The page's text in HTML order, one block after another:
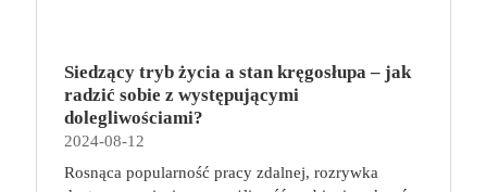
przed odkryciem, kim są. W tej serii autorzy
podejmują takie tematy, jak poszukiwanie
tożsamości, rodziny, samotności i odmienności pod
przykrywką opowieści o superbohaterach. W
trzecim tomie rodzeństwo znalazło się w policyjnym
Siedzący tryb życia a stan kręgosłupa – jak
radzić sobie z występującymi
dolegliwościami?
2024-08-12
Rosnąca popularność pracy zdalnej, rozrywka